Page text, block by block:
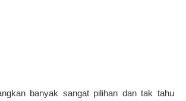
banyak sangat pilihan dan tak tahu